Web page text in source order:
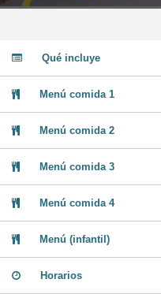
Qué incluye
Menú comida 1
Menú comida 2
Menú comida 3
Menú comida 4
Menú (infantil)
Horarios